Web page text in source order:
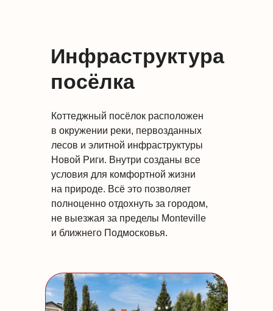
Инфраструктура
посёлка
Коттеджный посёлок расположен
в окружении реки, первозданных
лесов и элитной инфраструктуры
Новой Риги. Внутри созданы все
условия для комфортной жизни
на природе. Всё это позволяет
полноценно отдохнуть за городом,
не выезжая за пределы Monteville
и ближнего Подмосковья.